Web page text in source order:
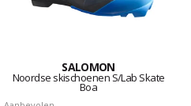
SALOMON
Noordse skischoenen S/Lab Skate
Boa